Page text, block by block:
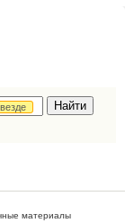
везде
материалы